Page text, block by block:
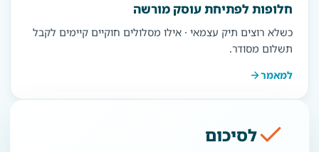
חלופות לפתיחת עוסק מורשה
כשלא רוצים תיק עצמאי · אילו מסלולים חוקיים קיימים לקבל
תשלום מסודר.
למאמר
לסיכום